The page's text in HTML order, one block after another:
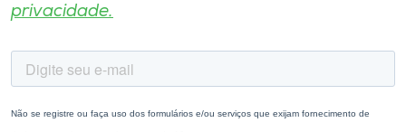
privacidade.